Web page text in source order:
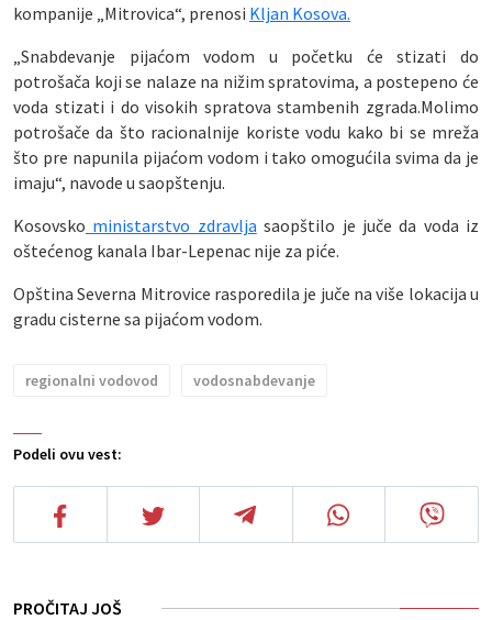
Podeli ovu vest:
kompanije „Mitrovica“, prenosi Kljan Kosova.
„Snabdevanje pijaćom vodom u početku će stizati do
potrošača koji se nalaze na nižim spratovima, a postepeno će
voda stizati i do visokih spratova stambenih zgrada.Molimo
potrošače da što racionalnije koriste vodu kako bi se mreža
što pre napunila pijaćom vodom i tako omogućila svima da je
imaju“, navode u saopštenju.
Kosovsko ministarstvo zdravlja saopštilo je juče da voda iz
oštećenog kanala Ibar-Lepenac nije za piće.
Opština Severna Mitrovice rasporedila je juče na više lokacija u
gradu cisterne sa pijaćom vodom.
regionalni vodovod vodosnabdevanje
PROČITAJ JOŠ